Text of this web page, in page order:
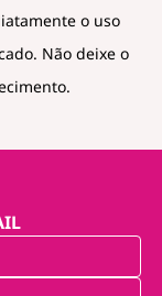
o uso
Não deixe o